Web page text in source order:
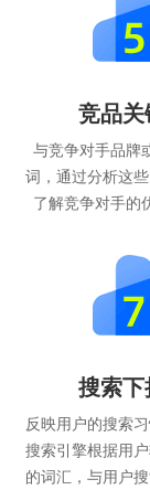
竞品
与竞争对手品牌
词，通过分析这
了解竞争对手的
搜索
反映用户的搜索
搜索引擎根据用
的词汇，与用户